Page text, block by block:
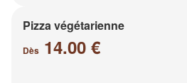
Pizza végétarienne
Dès 14.00 €